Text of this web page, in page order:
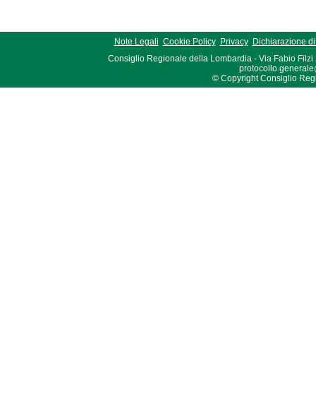
Note Legali Cookie Policy Privacy
Dichiarazione
Consiglio Regionale della Lombardia - Via Fabio Filzi
© Copyright Consiglio